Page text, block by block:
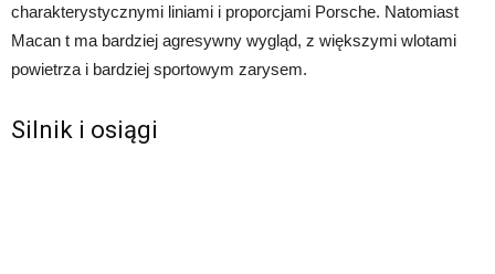
charakterystycznymi liniami i proporcjami Porsche. Natomiast
Macan t ma bardziej agresywny wygląd, z większymi wlotami
powietrza i bardziej sportowym zarysem.
Silnik i osiągi